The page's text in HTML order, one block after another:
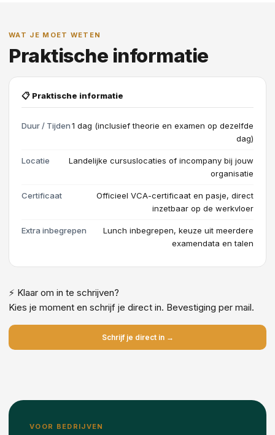
WAT JE MOET WETEN
Praktische informatie
📋 Praktische informatie
Duur / Tijden1 dag (inclusief theorie en examen op dezelfde
dag)
Locatie
Landelijke cursuslocaties of incompany bij jouw
organisatie
Certificaat
Officieel VCA-certificaat en pasje, direct
inzetbaar op de werkvloer
Extra inbegrepen
Lunch inbegrepen, keuze uit meerdere
examendata en talen
⚡ Klaar om in te schrijven?
Kies je moment en schrijf je direct in. Bevestiging per mail.
Schrijf je direct in →
VOOR BEDRIJVEN